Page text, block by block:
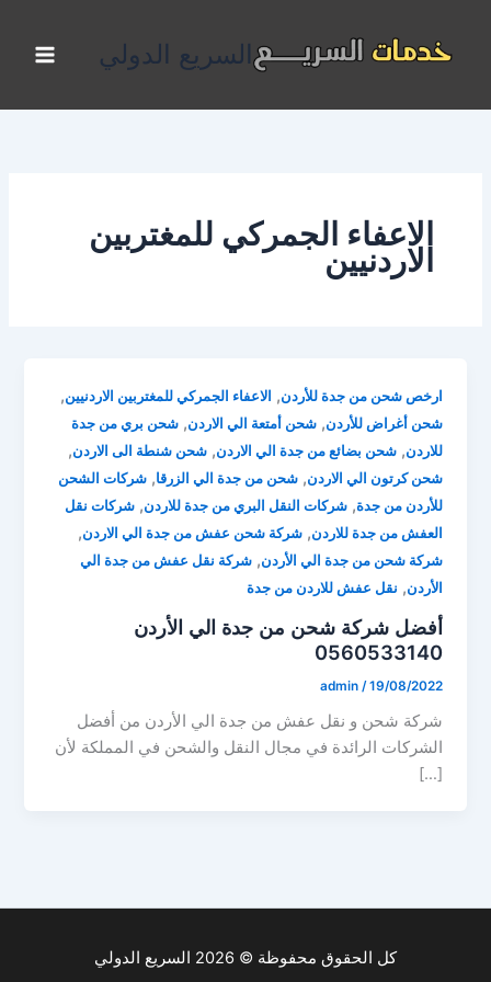
المحتوى
السريع الدولي
الاعفاء الجمركي للمغتربين
الاردنيين
ارخص شحن من جدة للأردن, الاعفاء الجمركي للمغتربين الاردنيين,
شحن أغراض للأردن,شحن أمتعة الي الاردن,شحن بري من جدة
للاردن,شحن بضائع من جدة الي الاردن,شحن شنطة الى الاردن,
شحن كرتون الي الاردن,شحن من جدة الي الزرقا,شركات الشحن
للأردن من جدة,شركات النقل البري من جدة للاردن,شركات نقل
العفش من جدة للاردن,شركة شحن عفش من جدة الي الاردن,
شركة شحن من جدة الي الأردن,شركة نقل عفش من جدة الي
الأردن, نقل عفش للاردن من جدة
أفضل شركة شحن من جدة الي الأردن
0560533140
admin /19/08/2022
شركة شحن و نقل عفش من جدة الي الأردن من أفضل
الشركات الرائدة في مجال النقل والشحن في المملكة لأن
[…]
كل الحقوق محفوظة © 2026 السريع الدولي